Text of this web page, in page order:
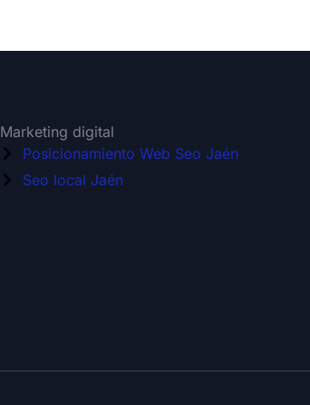
Marketing digital
Posicionamiento Web Seo Jaén
Seo local Jaén